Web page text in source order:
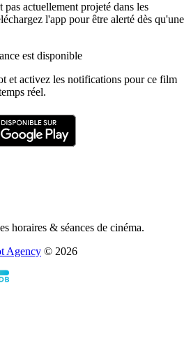
actuellement projeté dans les
l'app pour être alerté dès qu'une
est disponible
et activez les notifications pour ce film
réel.
horaires & séances de cinéma.
Agency © 2026